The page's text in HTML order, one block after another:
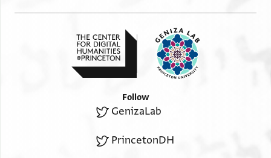
Follow
GenizaLab
PrincetonDH